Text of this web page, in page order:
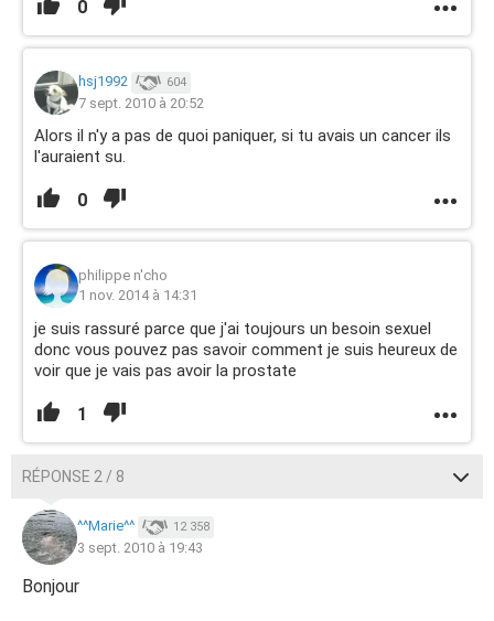
0
hsj1992 604
7 sept. 2010 à 20:52
Alors il n'y a pas de quoi paniquer, si tu avais un cancer ils
l'auraient su.
0
philippe n'cho
1 nov. 2014 à 14:31
je suis rassuré parce que j'ai toujours un besoin sexuel
donc vous pouvez pas savoir comment je suis heureux de
voir que je vais pas avoir la prostate
1
RÉPONSE 2 / 8
^^Marie^^ 12 358
3 sept. 2010 à 19:43
Bonjour